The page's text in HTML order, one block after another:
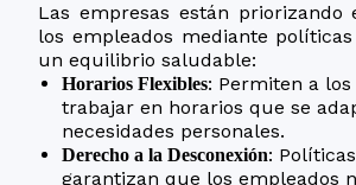
Las empresas están priorizando
los empleados mediante
un equilibrio saludable:
Horarios Flexibles: Permiten a
trabajar en horarios que se
necesidades personales.
Derecho a la Desconexión:
garantizan que los empleados